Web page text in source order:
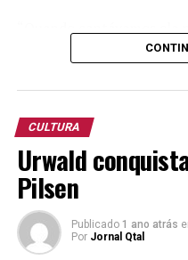
“Quando cantávamos ela
versão mais sertaneja, já
forte”, diz o vocalista do
Em vídeo lançado em suas
Turra, lembra que a
a Deus, sendo, sim, uma
O estilo musical cá do
ganhando o Brasil. É
artistas tenham sua arte
CULTURA
Urwald
Pilsen
Publicado 1 ano atrás
Por Jornal Qtal